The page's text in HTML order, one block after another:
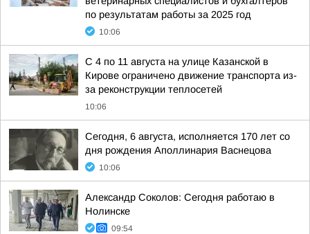
по результатам работы за 2025 год
10:06
С 4 по 11 августа на улице Казанской в
Кирове ограничено движение транспорта из-
за реконструкции теплосетей
10:06
Сегодня, 6 августа, исполняется 170 лет со
дня рождения Аполлинария Васнецова
10:06
Александр Соколов: Сегодня работаю в
Нолинске
09:54